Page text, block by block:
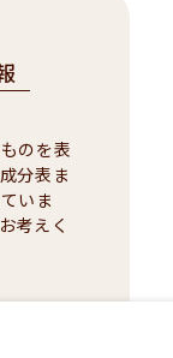
のを表
分表ま
いま
考えく